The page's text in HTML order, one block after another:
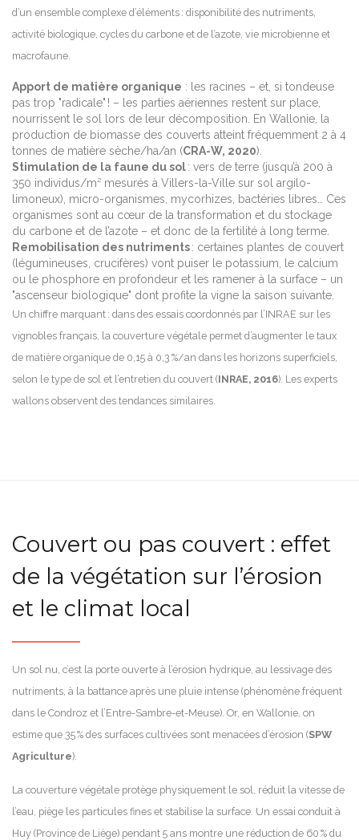
d’un ensemble complexe d’éléments : disponibilité des nutriments,
activité biologique, cycles du carbone et de l’azote, vie microbienne et
macrofaune.
Apport de matière organique : les racines – et, si tondeuse
pas trop "radicale" ! – les parties aériennes restent sur place,
nourrissent le sol lors de leur décomposition. En Wallonie, la
production de biomasse des couverts atteint fréquemment 2 à 4
tonnes de matière sèche/ha/an (CRA-W, 2020).
Stimulation de la faune du sol: vers de terre (jusqu’à 200 à
350 individus/m² mesurés à Villers-la-Ville sur sol argilo-
limoneux), micro-organismes, mycorhizes, bactéries libres… Ces
organismes sont au cœur de la transformation et du stockage
du carbone et de l’azote – et donc de la fertilité à long terme.
Remobilisation des nutriments: certaines plantes de couvert
(légumineuses, crucifères) vont puiser le potassium, le calcium
ou le phosphore en profondeur et les ramener à la surface – un
"ascenseur biologique" dont profite la vigne la saison suivante.
Un chiffre marquant : dans des essais coordonnés par l’INRAE sur les
vignobles français, la couverture végétale permet d’augmenter le taux
de matière organique de 0,15 à 0,3 %/an dans les horizons superficiels,
selon le type de sol et l’entretien du couvert (INRAE, 2016). Les experts
wallons observent des tendances similaires.
Couvert ou pas couvert : effet
de la végétation sur l’érosion
et le climat local
Un sol nu, c’est la porte ouverte à l’érosion hydrique, au lessivage des
nutriments, à la battance après une pluie intense (phénomène fréquent
dans le Condroz et l’Entre-Sambre-et-Meuse). Or, en Wallonie, on
estime que 35 % des surfaces cultivées sont menacées d’érosion (SPW
Agriculture).
La couverture végétale protège physiquement le sol, réduit la vitesse de
l’eau, piège les particules fines et stabilise la surface. Un essai conduit à
Huy (Province de Liège) pendant 5 ans montre une réduction de 60 % du